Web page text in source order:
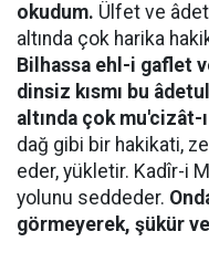
okudum. Ülfet ve
altında çok harika
Bilhassa ehl-i gaflet
dinsiz kısmı bu
altında çok
dağ gibi bir hakikati,
eder, yükletir. Kadîr-i
yolunu seddeder.
görmeyerek, şükür ve